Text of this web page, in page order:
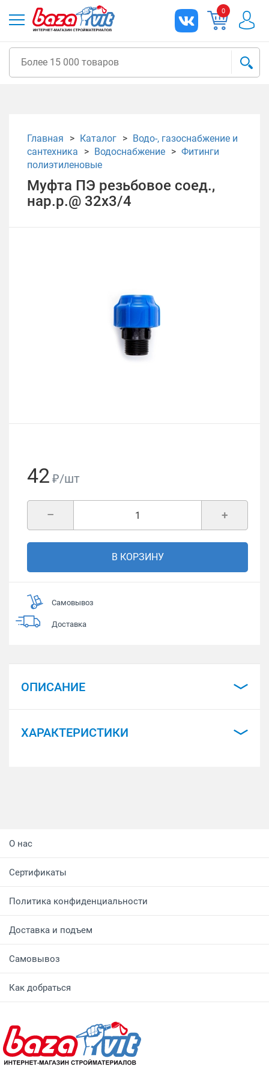
0
Главная Каталог
Водо-, газоснабжение и
сантехника
Водоснабжение
Фитинги
полиэтиленовые
Муфта ПЭ резьбовое соед.,
нар.р.@ 32х3/4
42 ₽/шт
+
–
В КОРЗИНУ
Самовывоз
Доставка
ОПИСАНИЕ
ХАРАКТЕРИСТИКИ
О нас
Сертификаты
Политика конфиденциальности
Доставка и подъем
Самовывоз
Как добраться